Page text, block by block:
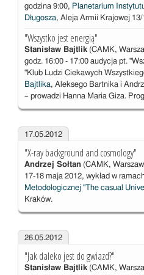
godzina 9:00, Planetarium
Długosza, Aleja Armii Krajowej
"Wszystko jest energią"
Stanisław Bajtlik(CAMK,
godz. 16:00 - 17:00 audycja pt.
"Klub Ludzi Ciekawych
Bajtlika, Aleksego Bartnika i
– prowadzi Hanna Maria Giza.
17.05.2012
"X-ray background and cosmology"
Andrzej Sołtan(CAMK,
17-18 maja 2012, wykład w
Metodologicznej "The casual
Kraków.
26.05.2012
"Jak daleko jest do gwiazd?"
Stanisław Bajtlik(CAMK,